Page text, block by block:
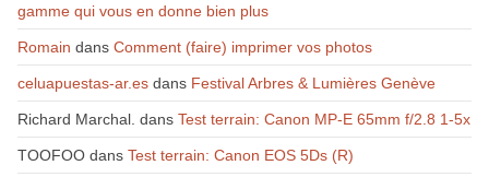
gamme qui vous en donne bien plus
Romain dans Comment (faire) imprimer vos photos
celuapuestas-ar.esdans Festival Arbres & Lumières Genève
Richard Marchal. dans Test terrain: Canon MP-E 65mm f/2.8 1-5x
TOOFOOdans Test terrain: Canon EOS 5Ds (R)